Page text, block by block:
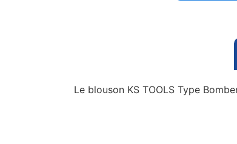
Le blouson KS TOOLS Type